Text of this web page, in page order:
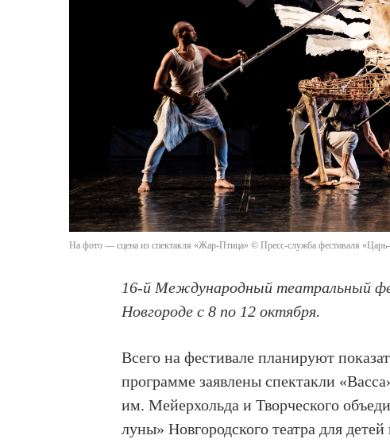
На фото — сцена из спектакля «Жар-Птица» © Пресс-служба фестиваля
16-й Международный театральный
Новгороде с 8 по 12 октября.
Всего на фестивале планируют
программе заявлены спектакли
им. Мейерхольда и Творческого
луны» Новгородского театра для